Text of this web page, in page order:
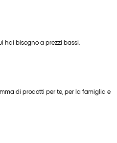
hai bisogno a prezzi bassi.
di prodotti per te, per la famiglia e